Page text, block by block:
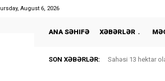
August 6, 2026
ANA SƏHIFƏ XƏBƏRLƏR
SON XƏBƏRLƏR: Sahəsi 13 hektar